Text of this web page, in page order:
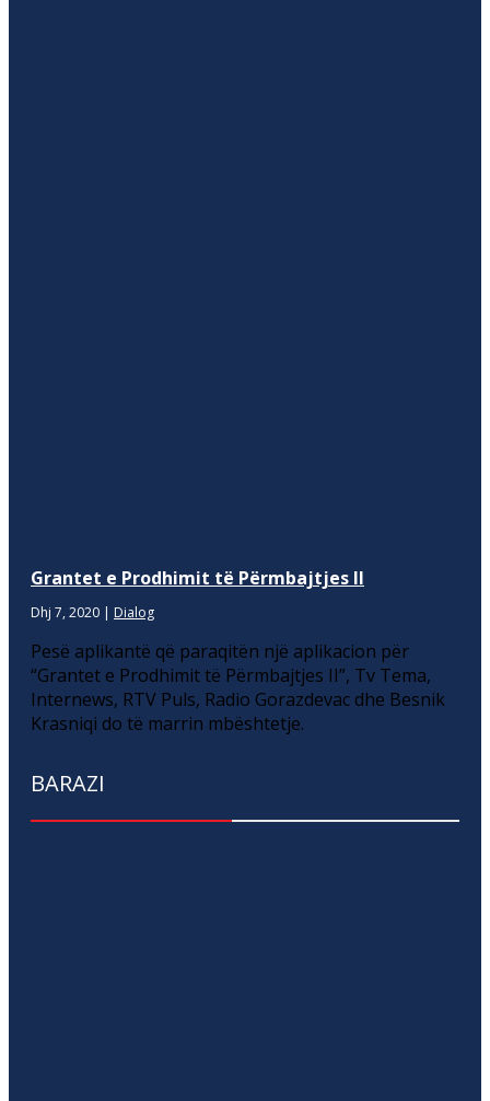
Grantet e Prodhimit të Përmbajtjes II
Dhj 7, 2020 | Dialog
Pesë aplikantë që paraqitën një aplikacion për
“Grantet e Prodhimit të Përmbajtjes II”, Tv Tema,
Internews, RTV Puls, Radio Gorazdevac dhe Besnik
Krasniqi do të marrin mbështetje.
BARAZI